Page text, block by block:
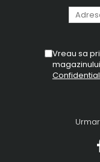
Vreau sa